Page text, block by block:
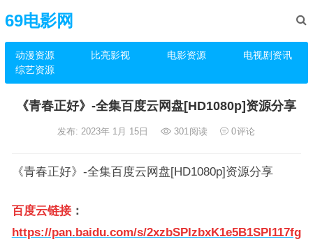
69电影网
动漫资源 比亮影视 电影资源
电视剧资讯
综艺资源
《青春正好》-全集百度云网盘[HD1080p]资源分享
发布: 2023年 1月 15日 301阅读 0评论
《青春正好》-全集百度云网盘[HD1080p]资源分享
百度云链接：
https://pan.baidu.com/s/2xzbSPIzbxK1e5B1SPI117fg